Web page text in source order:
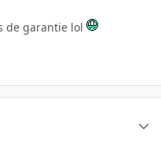
de garantie lol